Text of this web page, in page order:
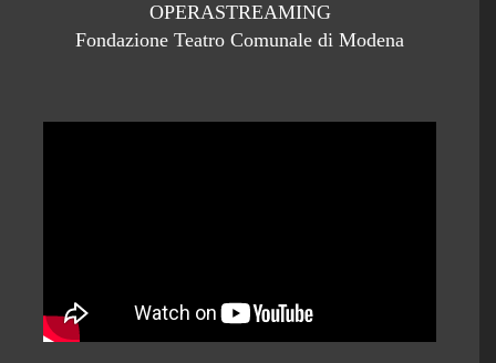
OPERASTREAMING
Fondazione Teatro Comunale di Modena